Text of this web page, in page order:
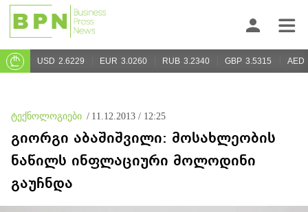
USD 2.6229 EUR 3.0260 RUB 3.2340 GBP 3.5315 AED
ტექნოლოგიები / 11.12.2013 / 12:25
გიორგი აბაშიშვილი: მოსახლეობის
ნაწილს ინფლაციური მოლოდინი
გაუჩნდა